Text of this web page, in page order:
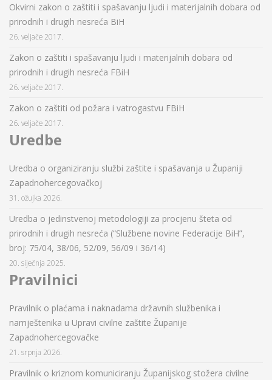
Okvirni zakon o zaštiti i spašavanju ljudi i materijalnih dobara od
prirodnih i drugih nesreća BiH
26. veljače 2017.
Zakon o zaštiti i spašavanju ljudi i materijalnih dobara od
prirodnih i drugih nesreća FBiH
26. veljače 2017.
Zakon o zaštiti od požara i vatrogastvu FBiH
26. veljače 2017.
Uredbe
Uredba o organiziranju službi zaštite i spašavanja u Županiji
Zapadnohercegovačkoj
31. ožujka 2026.
Uredba o jedinstvenoj metodologiji za procjenu šteta od
prirodnih i drugih nesreća (“Službene novine Federacije BiH”,
broj: 75/04, 38/06, 52/09, 56/09 i 36/14)
20. siječnja 2025.
Pravilnici
Pravilnik o plaćama i naknadama državnih službenika i
namještenika u Upravi civilne zaštite Županije
Zapadnohercegovačke
21. srpnja 2026.
Pravilnik o kriznom komuniciranju Županijskog stožera civilne